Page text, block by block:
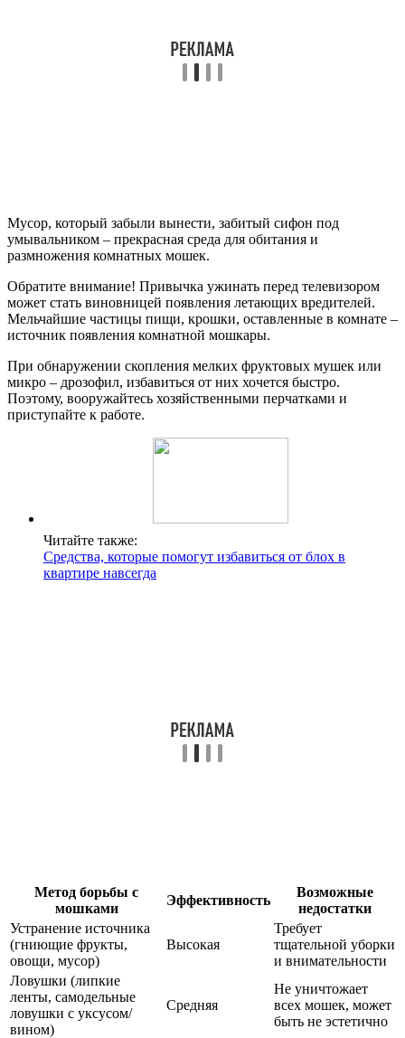
Мусор, который забыли вынести, забитый сифон под
умывальником – прекрасная среда для обитания и
размножения комнатных мошек.
Обратите внимание! Привычка ужинать перед телевизором
может стать виновницей появления летающих вредителей.
Мельчайшие частицы пищи, крошки, оставленные в комнате –
источник появления комнатной мошкары.
При обнаружении скопления мелких фруктовых мушек или
микро – дрозофил, избавиться от них хочется быстро.
Поэтому, вооружайтесь хозяйственными перчатками и
приступайте к работе.
Читайте также:
Средства, которые помогут избавиться от блох в
квартире навсегда
Метод борьбы с
мошками
Эффективность
Возможные
недостатки
Устранение источника
(гниющие фрукты,
овощи, мусор)
Высокая
Требует
тщательной уборки
и внимательности
Ловушки (липкие
ленты, самодельные
ловушки с уксусом/
вином)
Средняя
Не уничтожает
всех мошек, может
быть не эстетично